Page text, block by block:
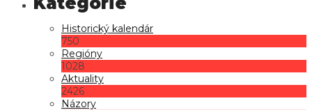
Historický kalendár
750
Regióny
1028
Aktuality
2426
Názory